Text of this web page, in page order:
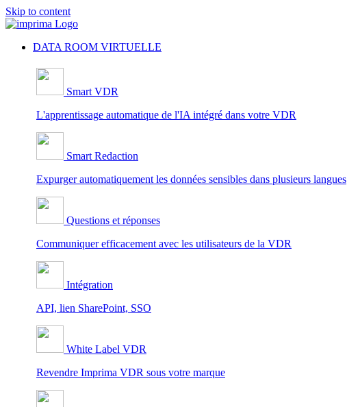
Skip to content
DATA ROOM VIRTUELLE
Smart VDR
L'apprentissage automatique de l'IA intégré dans votre VDR
Smart Redaction
Expurger automatiquement les données sensibles dans plusieurs langues
Questions et réponses
Communiquer efficacement avec les utilisateurs de la VDR
Intégration
API, lien SharePoint, SSO
White Label VDR
Revendre Imprima VDR sous votre marque